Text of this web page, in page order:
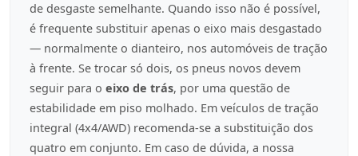
de desgaste semelhante. Quando isso não é possível,
é frequente substituir apenas o eixo mais desgastado
— normalmente o dianteiro, nos automóveis de tração
à frente. Se trocar só dois, os pneus novos devem
seguir para o eixo de trás, por uma questão de
estabilidade em piso molhado. Em veículos de tração
integral (4x4/AWD) recomenda-se a substituição dos
quatro em conjunto. Em caso de dúvida, a nossa